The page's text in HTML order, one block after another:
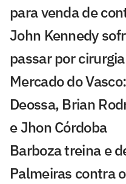
para venda de
John Kennedy
passar por cirurgia
Mercado do
Deossa, Brian
e Jhon Córdoba
Barboza treina e
Palmeiras contra